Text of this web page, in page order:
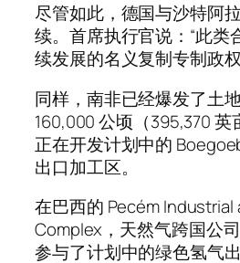
尽管如此，德国与沙特阿
续。首席执行官说：“此类
续发展的名义复制专制政
同样，南非已经爆发了土
160,000 公顷（395,370
正在开发计划中的
出口加工区。
在巴西的 Pecém Industrial
Complex，天然气跨国公
参与了计划中的绿色氢气